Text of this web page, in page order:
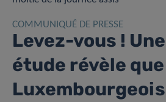
COMMUNIQUÉ DE PRESSE
Levez-vous !
étude révèle